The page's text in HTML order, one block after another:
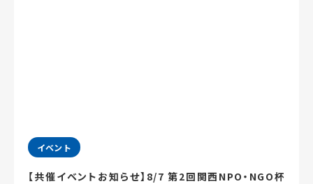
イベント
【共催イベントお知らせ】8/7 第2回関西NPO・NGO杯